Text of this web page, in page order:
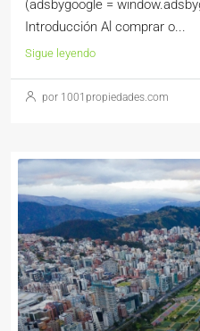
(adsbygoogle =
Introducción Al comprar o...
Sigue leyendo
por 1001propiedades.com